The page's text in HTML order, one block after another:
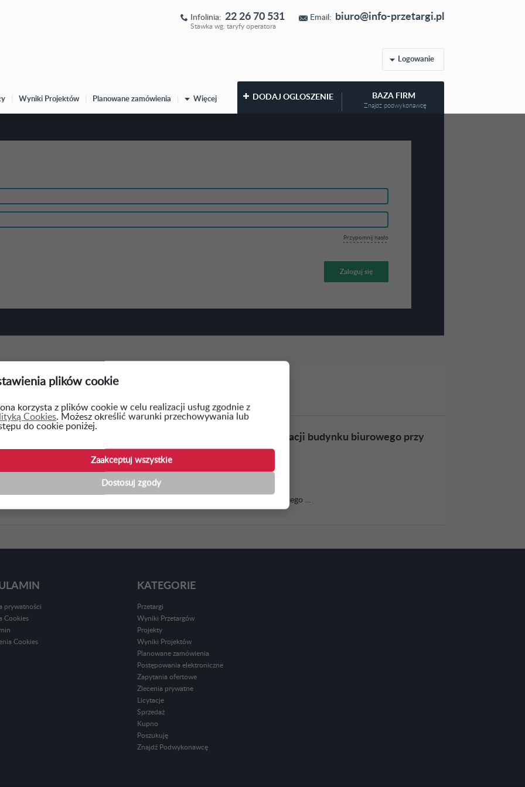
Infolinia:
Stawka wg. taryfy operatora
22 26 70 531 Email: biuro@info-przetargi.pl
Logowanie
Wyniki Projektów Planowane zamówienia Więcej DODAJ OGLOSZENIE BAZA FIRM
Znajdź podwykonawcę
plików cookie
korzysta z plików cookie w celu realizacji usług zgodnie z
Cookies. Możesz określić warunki przechowywania lub
do cookie poniżej.
Zaakceptuj wszystkie
Dostosuj zgody
Przypomnij hasło
WSTECZ
dokumentacji projektowo- kosztorysowej modernizacji budynku biurowego przy
Bohaterów Getta wraz z zagospodarowaniem działki or...
dokumentacji projektowo- kosztorysowej modernizacji budynku biurowego ...
prywatności
Cookies
Cookies
KATEGORIE
Przetargi
Wyniki Przetargów
Projekty
Wyniki Projektów
Planowane zamówienia
Postępowania elektroniczne
Zapytania ofertowe
Zlecenia prywatne
Licytacje
Sprzedaż
Kupno
Poszukuję
Znajdź Podwykonawcę